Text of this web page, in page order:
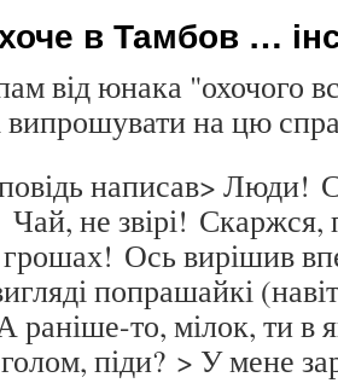
в Тамбов …
від юнака "охочого
випрошувати на цю
написав> Люди!
Чай, не звірі!
Ось вирішив
попрашайкі
раніше-то, мілок, ти в
піди? > У мене